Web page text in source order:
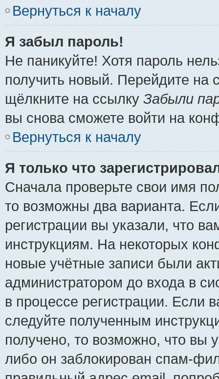
Вернуться к началу
Я забыл пароль!
Не паникуйте! Хотя пароль
получить новый. Перейдите на
щёлкните на ссылку Забыли
вы снова сможете войти на
Вернуться к началу
Я только что
Сначала проверьте свои имя
то возможны два варианта.
регистрации вы указали, что
инструкциям. На некоторых
новые учётные записи были
администратором до входа в
в процессе регистрации.
следуйте полученным
получено, то возможно, что вы
либо он заблокирован спам-